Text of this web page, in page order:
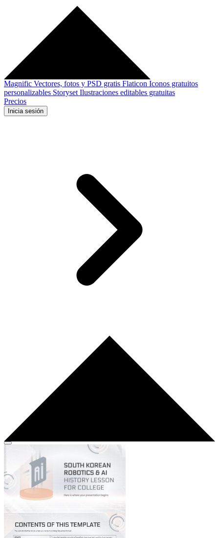
Magnific Vectores, fotos y PSD gratis Flaticon Iconos gratuitos
personalizables Storyset Ilustraciones editables gratuitas
Precios
Inicia sesión